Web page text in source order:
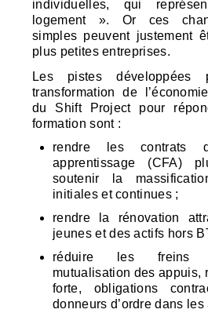
individuelles, qui
logement ». Or ces
simples peuvent justement
plus petites entreprises.
Les pistes
transformation de
du Shift Project pour
formation sont :
rendre les contrats
apprentissage (CFA)
soutenir la
initiales et continues ;
rendre la rénovation
jeunes et des actifs hors
réduire les freins
mutualisation des appuis,
forte, obligations
donneurs d’ordre dans